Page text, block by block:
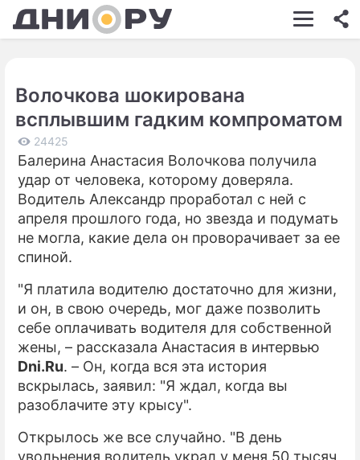
ШОУ-БИЗНЕС
КИНО
НЕДВИЖИМОСТЬ
ЗДОРОВЬЕ
ЭКОНОМИКА
ПРОИСШЕСТВИЯ
СТИЛЬ ЖИЗНИ
СЕРИАЛЫ
ПРЕСС-РЕЛИЗЫ
Волочкова шокирована
всплывшим гадким компроматом
24425
Балерина Анастасия Волочкова получила
удар от человека, которому доверяла.
Водитель Александр проработал с ней с
апреля прошлого года, но звезда и подумать
не могла, какие дела он проворачивает за ее
спиной.
"Я платила водителю достаточно для жизни,
и он, в свою очередь, мог даже позволить
себе оплачивать водителя для собственной
жены, – рассказала Анастасия в интервью
Dni.Ru. – Он, когда вся эта история
вскрылась, заявил: "Я ждал, когда вы
разоблачите эту крысу".
Открылось же все случайно. "В день
увольнения водитель украл у меня 50 тысяч